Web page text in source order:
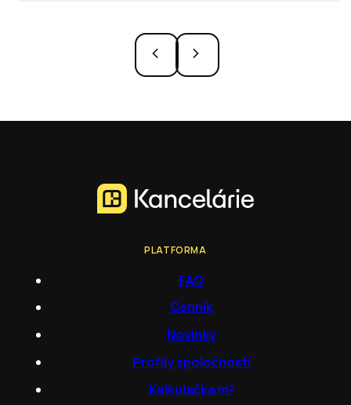
PLATFORMA
FAQ
Cenník
Novinky
Profily spoločností
Kalkulačka m²